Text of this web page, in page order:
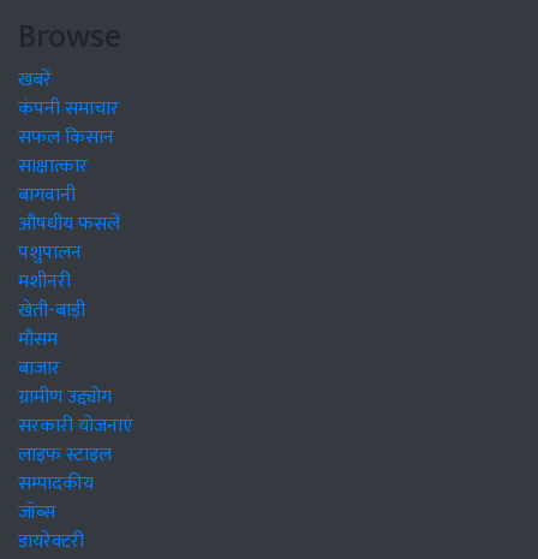
Browse
खबरें
कंपनी समाचार
सफल किसान
साक्षात्कार
बागवानी
औषधीय फसलें
पशुपालन
मशीनरी
खेती-बाड़ी
मौसम
बाजार
ग्रामीण उद्द्योग
सरकारी योजनाएं
लाइफ स्टाइल
सम्पादकीय
जॉब्स
डायरेक्टरी